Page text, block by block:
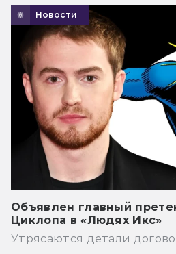
Новости
Объявлен главный
Циклопа в «Людях Икс»
Утрясаются детали